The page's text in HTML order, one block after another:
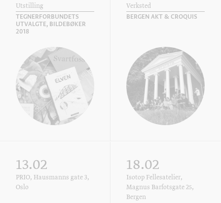
Utstilling
TEGNERFORBUNDETS
UTVALGTE, BILDEBØKER
2018
Verksted
BERGEN AKT & CROQUIS
13.02
PRIO, Hausmanns gate 3,
Oslo
18.02
Isotop Fellesatelier,
Magnus Barfotsgate 25,
Bergen